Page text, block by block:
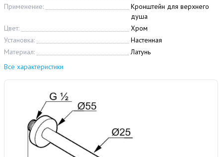
Применение:
Кронштейн для верхнего
душа
Цвет:
Хром
Установка:
Настенная
Материал:
Латунь
Все характеристики